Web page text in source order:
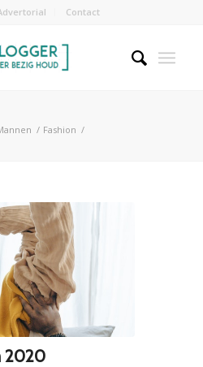
Contact
/ Fashion /
2020